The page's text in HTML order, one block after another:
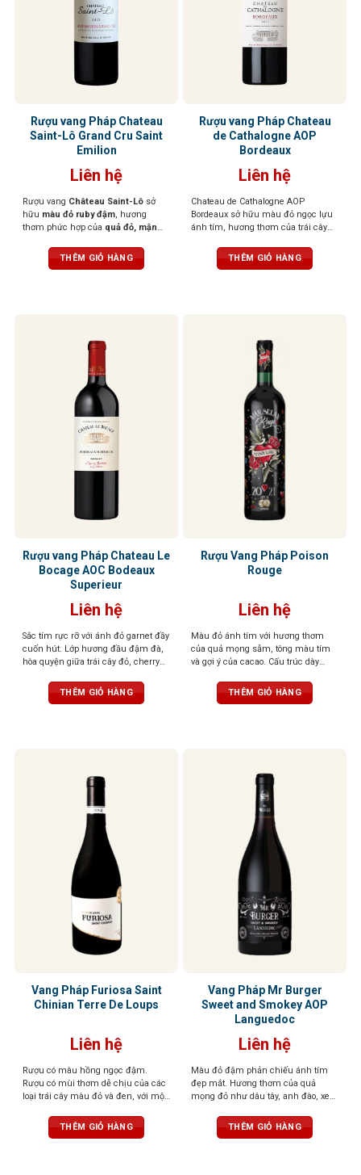
Rượu vang Pháp Chateau
Saint-Lô Grand Cru Saint
Emilion
Liên hệ
Rượu vang Château Saint-Lô sở
hữu màu đỏ ruby đậm, hương
thơm phức hợp của quả đỏ, mận
gỗ và thuốc lá. Khi thưởng thức, vị
rượu lan tỏa êm dịu,
tannin mượt
THÊM GIỎ HÀNG
Rượu vang Pháp Chateau
de Cathalogne AOP
Bordeaux
Liên hệ
Chateau de Cathalogne AOP
Bordeaux sở hữu màu đỏ ngọc lựu
ánh tím, hương thơm của trái cây
việt quất và dâu rừng quyện cùng
kẹo trái cây và mứt ngọt. Rượu mềm
THÊM GIỎ HÀNG
Rượu vang Pháp Chateau Le
Bocage AOC Bodeaux
Superieur
Liên hệ
Sắc tím rực rỡ với ánh đỏ garnet đầy
cuốn hút. Lớp hương đầu đậm đà,
hòa quyện giữa trái cây đỏ, cherry
kèm theo nốt cay nhẹ đầy tinh tế.
rượu cân bằng, mềm mại với hậu vị
THÊM GIỎ HÀNG
Rượu Vang Pháp Poison
Rouge
Liên hệ
Màu đỏ ánh tím với hương thơm
của quả mọng sẫm, tông màu tím
và gợi ý của cacao. Cấu trúc dày
và quả mọng đenTHÊM GIỎ HÀNG
Vang Pháp Furiosa Saint
Chinian Terre De Loups
Liên hệ
Rượu có màu hồng ngọc đậm.
Rượu có mùi thơm dễ chịu của các
loại trái cây màu đỏ và đen, với một
nhàng. Vòm miệng được tráng rất
cân đối và thể hiện rất nhiều sự
THÊM GIỎ HÀNG
Vang Pháp Mr Burger
Sweet and Smokey AOP
Languedoc
Liên hệ
Màu đỏ đậm phản chiếu ánh tím
đẹp mắt. Hương thơm của quả
mọng đỏ như dâu tây, anh đào, xen
hương, tuyết tùng tạo nên một tầng
hương phức hợp, gợi cảm và sống
THÊM GIỎ HÀNG